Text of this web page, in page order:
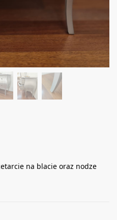
na blacie oraz nodze